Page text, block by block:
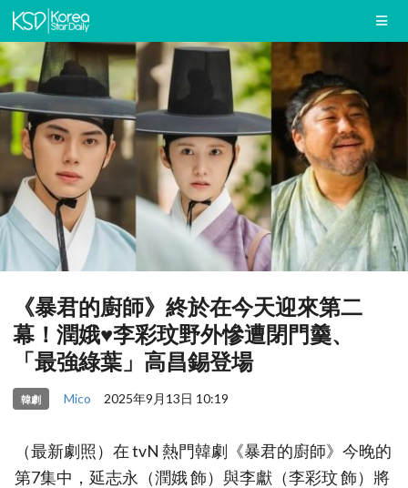
《暴君的廚師》終於在今天迎來第二
幕！潤娥♥李彩玟野外慘遭閉門羹、
「最強綠葉」高昌錫登場
韓劇 Mico 2025年9月13日 10:19
（最新劇照）在 tvN 熱門韓劇《暴君的廚師》今晚的
第7集中，延志永（潤娥 飾）與李獻（李彩玟 飾）將